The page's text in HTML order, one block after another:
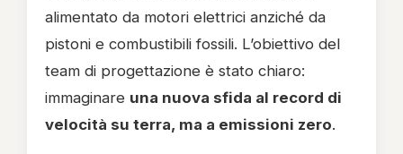
alimentato da motori elettrici anziché da
pistoni e combustibili fossili. L’obiettivo del
team di progettazione è stato chiaro:
immaginare una nuova sfida al record di
velocità su terra, ma a emissioni zero.